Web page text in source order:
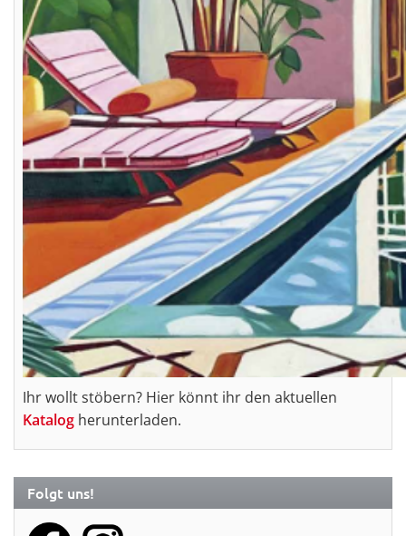
Ihr wollt stöbern? Hier könnt ihr den aktuellen
Katalog herunterladen.
Folgt uns!